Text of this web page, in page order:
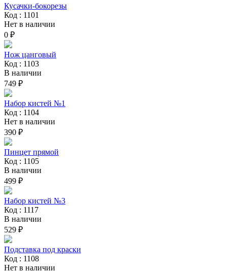
Кусачки-бокорезы
Код : 1101
Нет в наличии
0 ₽
Нож цанговый
Код : 1103
В наличии
749 ₽
Набор кистей №1
Код : 1104
Нет в наличии
390 ₽
Пинцет прямой
Код : 1105
В наличии
499 ₽
Набор кистей №3
Код : 1117
В наличии
529 ₽
Подставка под краски
Код : 1108
Нет в наличии